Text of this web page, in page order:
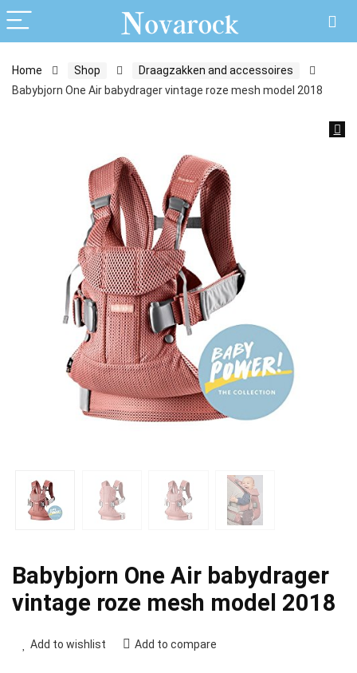
Home Shop
Draagzakken and accessoires
Babybjorn One Air babydrager vintage roze mesh model 2018
Babybjorn One Air babydrager
vintage roze mesh model 2018
Add to wishlist Add to compare